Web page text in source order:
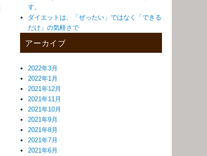
す。
ダイエットは、「ぜったい」ではなく「できる
だけ」の気軽さで
アーカイブ
2022年3月
2022年1月
2021年12月
2021年11月
2021年10月
2021年9月
2021年8月
2021年7月
2021年6月